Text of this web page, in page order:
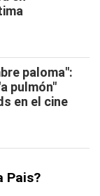
paloma":
pulmón"
en el cine
Pais?